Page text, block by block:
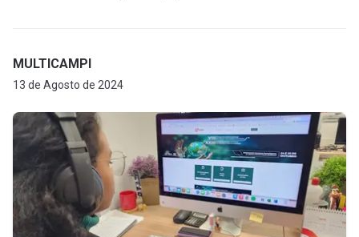
MULTICAMPI
13 de Agosto de 2024